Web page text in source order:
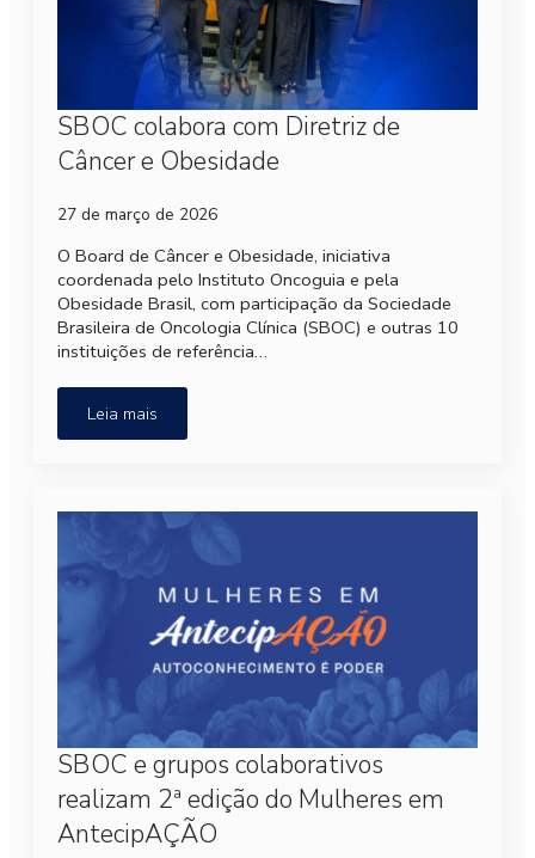
SBOC colabora com Diretriz de
Câncer e Obesidade
27 de março de 2026
O Board de Câncer e Obesidade, iniciativa
coordenada pelo Instituto Oncoguia e pela
Obesidade Brasil, com participação da Sociedade
Brasileira de Oncologia Clínica (SBOC) e outras 10
instituições de referência…
Leia mais
SBOC e grupos colaborativos
realizam 2ª edição do Mulheres em
AntecipAÇÃO